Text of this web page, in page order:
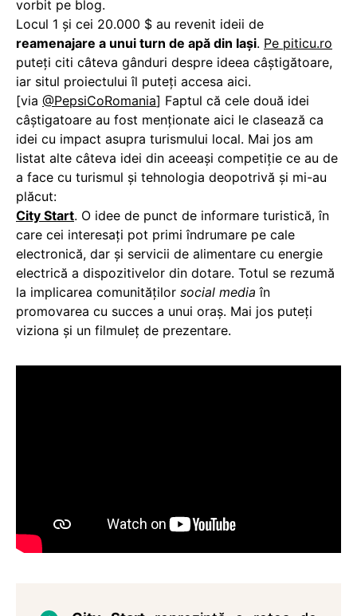
vorbit pe blog.
Locul 1 și cei 20.000 $ au revenit ideii de
reamenajare a unui turn de apă din Iași. Pe piticu.ro
puteți citi câteva gânduri despre ideea câștigătoare,
iar situl proiectului îl puteți accesa aici.
[via @PepsiCoRomania] Faptul că cele două idei
câștigatoare au fost menționate aici le clasează ca
idei cu impact asupra turismului local. Mai jos am
listat alte câteva idei din aceeași competiție ce au de
a face cu turismul și tehnologia deopotrivă și mi-au
plăcut:
City Start. O idee de punct de informare turistică, în
care cei interesați pot primi îndrumare pe cale
electronică, dar și servicii de alimentare cu energie
electrică a dispozitivelor din dotare. Totul se rezumă
la implicarea comunităților social media în
promovarea cu succes a unui oraș. Mai jos puteți
viziona și un filmuleț de prezentare.